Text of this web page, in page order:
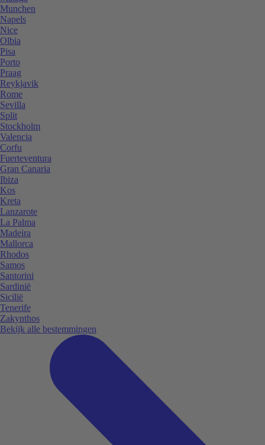
Munchen
Napels
Nice
Olbia
Pisa
Porto
Praag
Reykjavik
Rome
Sevilla
Split
Stockholm
Valencia
Corfu
Fuerteventura
Gran Canaria
Ibiza
Kos
Kreta
Lanzarote
La Palma
Madeira
Mallorca
Rhodos
Samos
Santorini
Sardinië
Sicilië
Tenerife
Zakynthos
Bekijk alle bestemmingen